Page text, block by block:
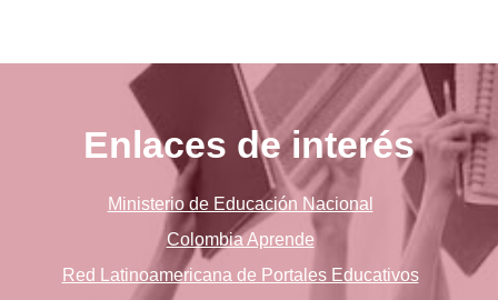
Enlaces de interés
Ministerio de Educación Nacional
Colombia Aprende
Red Latinoamericana de Portales Educativos